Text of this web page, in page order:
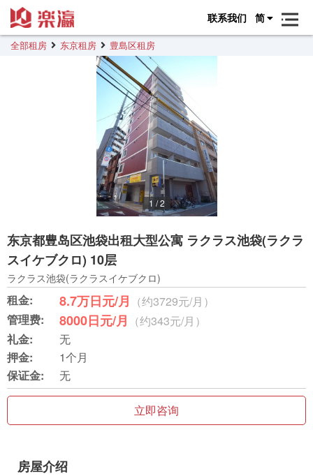
联系我们 简
全部租房 东京租房 豊島区租房
1 /2
东京都豊岛区池袋出租大型公寓 ラクラス池袋(ラクラ
スイケブクロ) 10层
ラクラス池袋(ラクラスイケブクロ)
租金: 8.7万日元/月 （约3729元/月）
管理费:
8000日元/月 （约343元/月）
礼金:
无
押金:
1个月
保证金:
无
立即咨询
房屋介绍